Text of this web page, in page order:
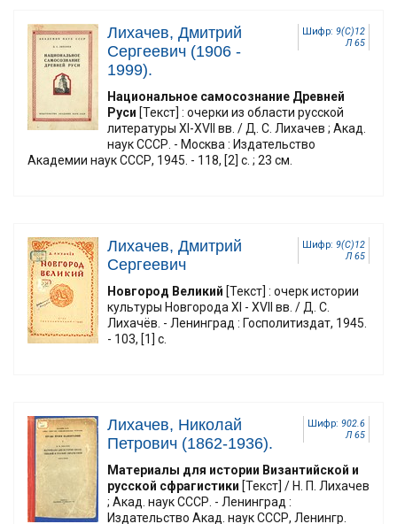
Шифр: 9(С)12
Л 65
Лихачев, Дмитрий
Сергеевич (1906 -
1999).
Национальное самосознание Древней
Руси [Текст] : очерки из области русской
литературы XI-XVII вв. / Д. С. Лихачев ; Акад.
наук CCCР. - Москва : Издательство
Академии наук СССР, 1945. - 118, [2] с. ; 23 см.
Шифр: 9(С)12
Л 65
Лихачев, Дмитрий
Сергеевич
Новгород Великий [Текст] : очерк истории
культуры Новгорода XI - XVII вв. / Д. С.
Лихачёв. - Ленинград : Госполитиздат, 1945.
- 103, [1] с.
Шифр: 902.6
Л 65
Лихачев, Николай
Петрович (1862-1936).
Материалы для истории Византийской и
русской сфрагистики [Текст] / Н. П. Лихачев
; Акад. наук CCCР. - Ленинград :
Издательство Акад. наук СССР, Ленингр.